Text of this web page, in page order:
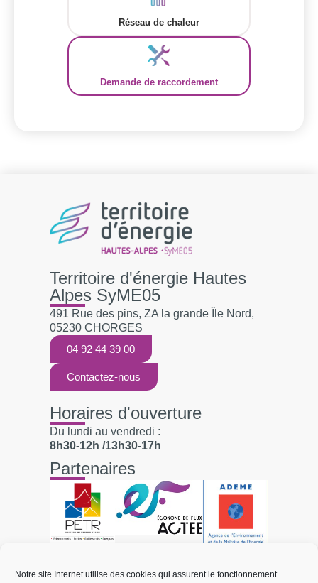
Notre site Internet utilise des cookies qui assurent le fonctionnement
Réseau de chaleur
Demande de raccordement
Territoire d'énergie Hautes
Alpes SyME05
491 Rue des pins, ZA la grande Île Nord,
05230 CHORGES
04 92 44 39 00
Contactez-nous
Horaires d'ouverture
Du lundi au vendredi :
8h30-12h /13h30-17h
Partenaires
Liens utiles